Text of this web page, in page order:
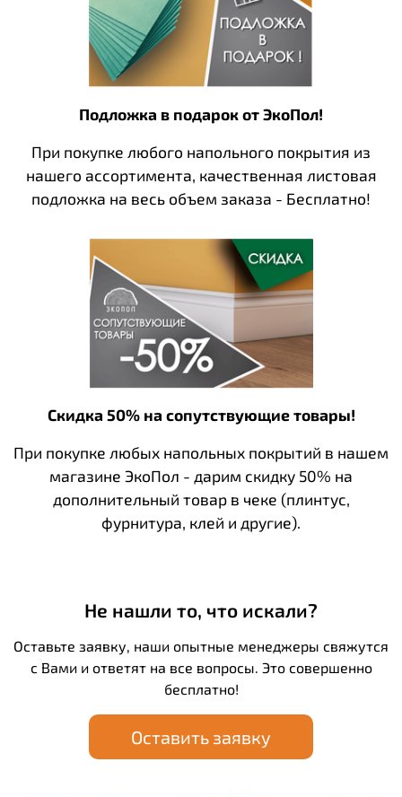
Подложка в подарок от ЭкоПол!
При покупке любого напольного покрытия из
нашего ассортимента, качественная листовая
подложка на весь объем заказа - Бесплатно!
Скидка 50% на сопутствующие товары!
При покупке любых напольных покрытий в нашем
магазине ЭкоПол - дарим скидку 50% на
дополнительный товар в чеке (плинтус,
фурнитура, клей и другие).
Не нашли то, что искали?
Оставьте заявку, наши опытные менеджеры свяжутся
с Вами и ответят на все вопросы. Это совершенно
бесплатно!
Оставить заявку